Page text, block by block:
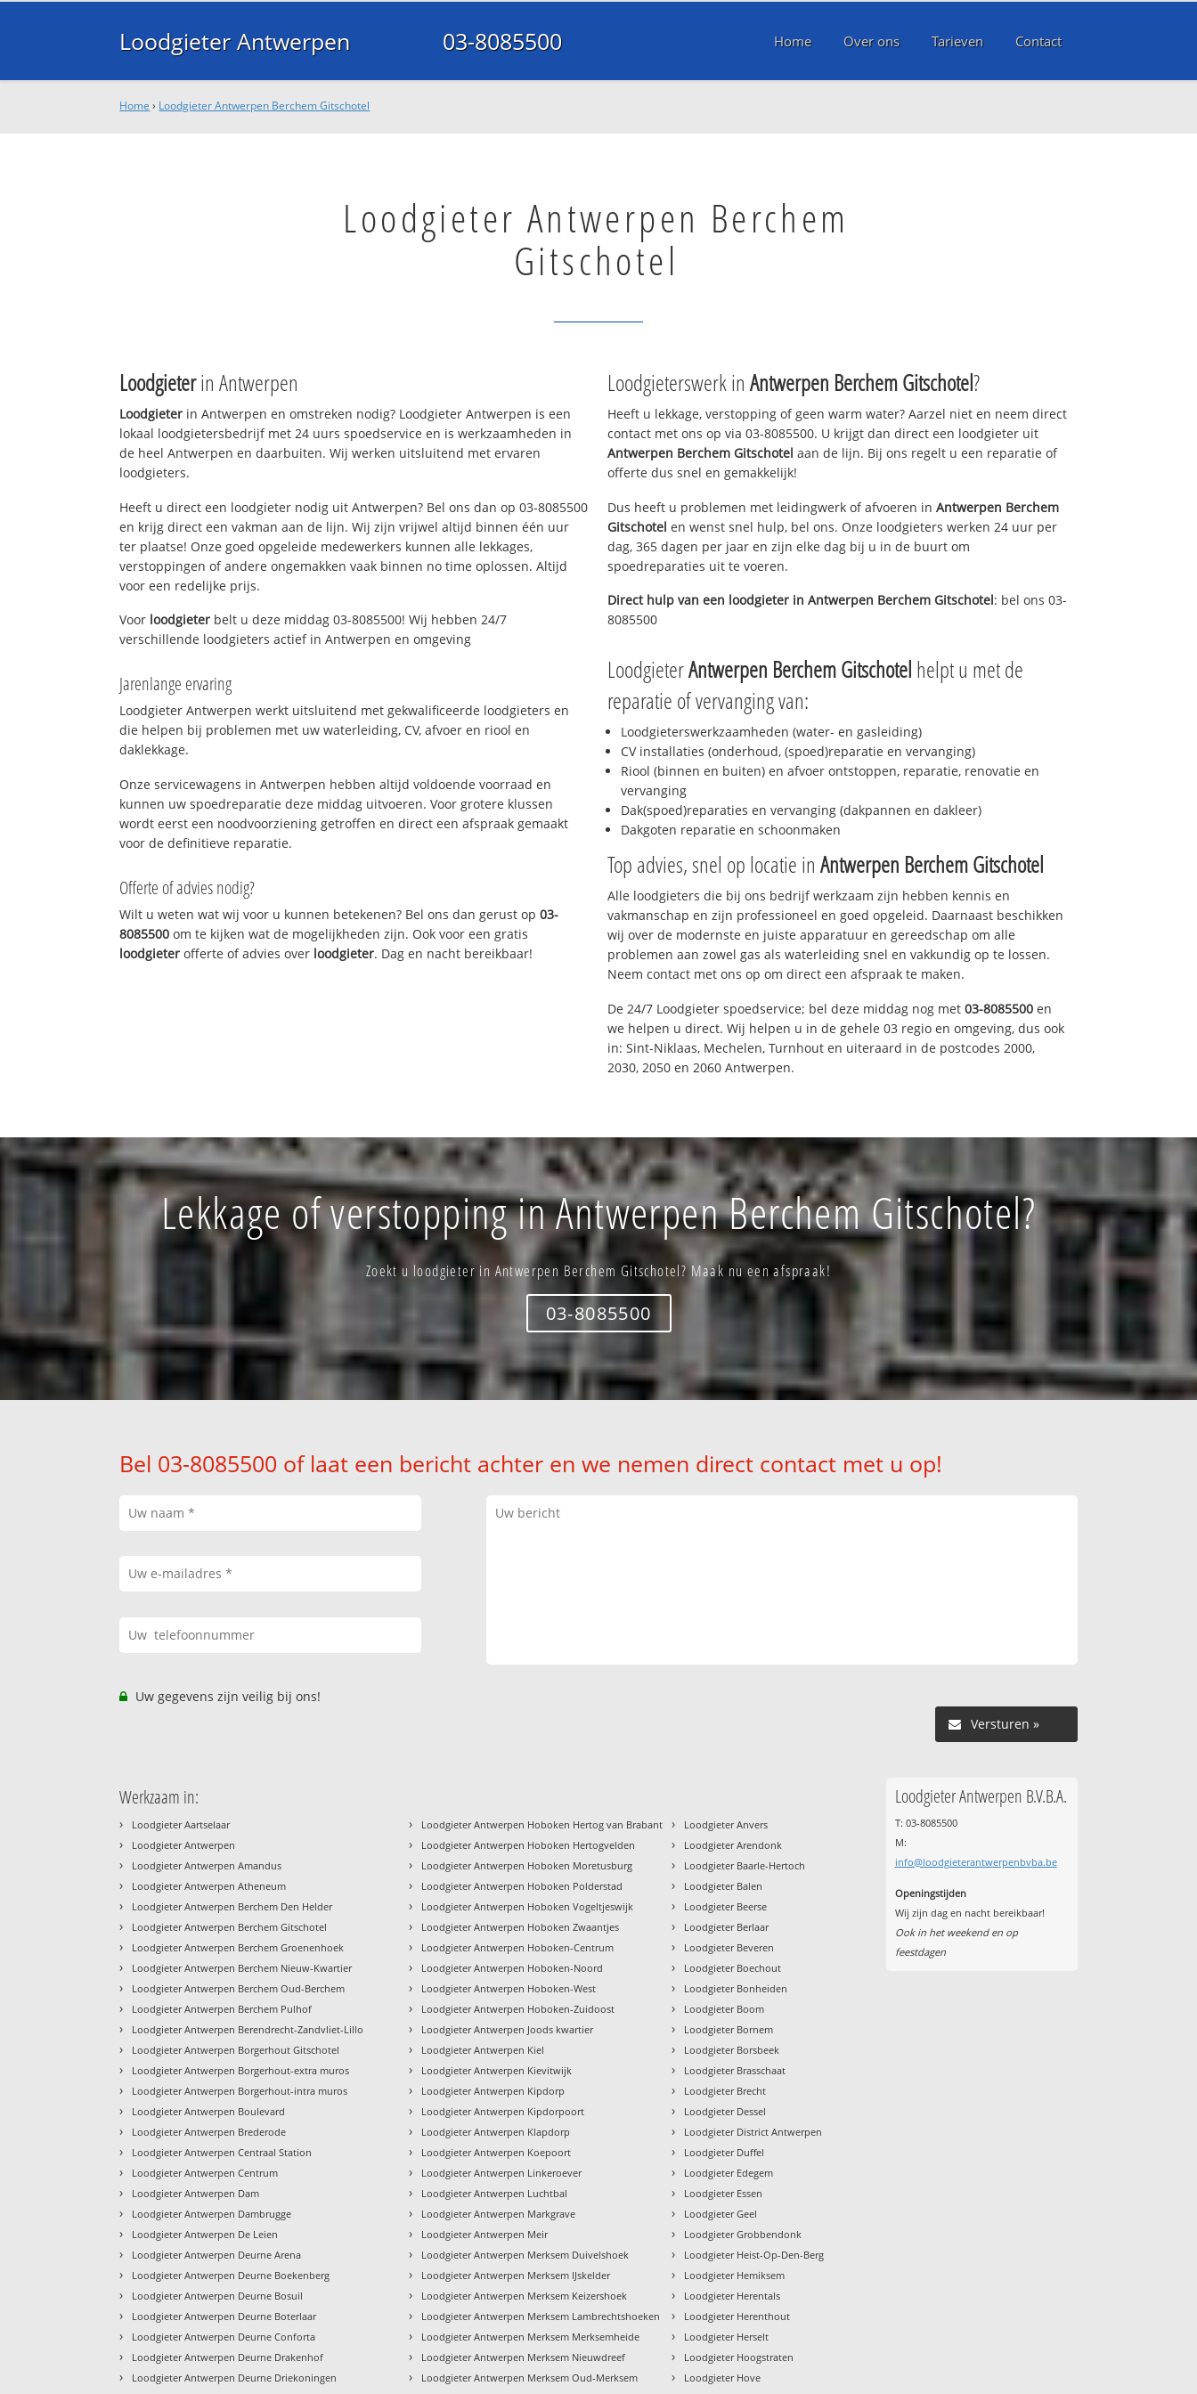
Loodgieter Antwerpen 03-8085500 Home Over ons Tarieven Contact
Home › Loodgieter Antwerpen Berchem Gitschotel
Loodgieter Antwerpen Berchem
Gitschotel
Loodgieterin Antwerpen
Loodgieter in Antwerpen en omstreken nodig? Loodgieter Antwerpen is een
lokaal loodgietersbedrijf met 24 uurs spoedservice en is werkzaamheden in
de heel Antwerpen en daarbuiten. Wij werken uitsluitend met ervaren
loodgieters.
Heeft u direct een loodgieter nodig uit Antwerpen? Bel ons dan op 03-8085500
en krijg direct een vakman aan de lijn. Wij zijn vrijwel altijd binnen één uur
ter plaatse! Onze goed opgeleide medewerkers kunnen alle lekkages,
verstoppingen of andere ongemakken vaak binnen no time oplossen. Altijd
voor een redelijke prijs.
Voor loodgieter belt u deze middag 03-8085500! Wij hebben 24/7
verschillende loodgieters actief in Antwerpen en omgeving
Jarenlange ervaring
Loodgieter Antwerpen werkt uitsluitend met gekwalificeerde loodgieters en
die helpen bij problemen met uw waterleiding, CV, afvoer en riool en
daklekkage.
Onze servicewagens in Antwerpen hebben altijd voldoende voorraad en
kunnen uw spoedreparatie deze middag uitvoeren. Voor grotere klussen
wordt eerst een noodvoorziening getroffen en direct een afspraak gemaakt
voor de definitieve reparatie.
Offerte of advies nodig?
Wilt u weten wat wij voor u kunnen betekenen? Bel ons dan gerust op03-
8085500 om te kijken wat de mogelijkheden zijn. Ook voor een gratis
loodgieter offerte of advies over loodgieter. Dag en nacht bereikbaar!
Loodgieterswerk in Antwerpen Berchem Gitschotel?
Heeft u lekkage, verstopping of geen warm water? Aarzel niet en neem direct
contact met ons op via 03-8085500. U krijgt dan direct een loodgieter uit
Antwerpen Berchem Gitschotel aan de lijn. Bij ons regelt u een reparatie of
offerte dus snel en gemakkelijk!
Dus heeft u problemen met leidingwerk of afvoeren in Antwerpen Berchem
Gitschotel en wenst snel hulp, bel ons. Onze loodgieters werken 24 uur per
dag, 365 dagen per jaar en zijn elke dag bij u in de buurt om
spoedreparaties uit te voeren.
Direct hulp van een loodgieter in Antwerpen Berchem Gitschotel: bel ons 03-
8085500
LoodgieterAntwerpen Berchem Gitschotel helpt u met de
reparatie of vervanging van:
Loodgieterswerkzaamheden (water- en gasleiding)
CV installaties (onderhoud, (spoed)reparatie en vervanging)
Riool (binnen en buiten) en afvoer ontstoppen, reparatie, renovatie en
vervanging
Dak(spoed)reparaties en vervanging (dakpannen en dakleer)
Dakgoten reparatie en schoonmaken
Top advies, snel op locatie in Antwerpen Berchem Gitschotel
Alle loodgieters die bij ons bedrijf werkzaam zijn hebben kennis en
vakmanschap en zijn professioneel en goed opgeleid. Daarnaast beschikken
wij over de modernste en juiste apparatuur en gereedschap om alle
problemen aan zowel gas als waterleiding snel en vakkundig op te lossen.
Neem contact met ons op om direct een afspraak te maken.
De 24/7 Loodgieter spoedservice; bel deze middag nog met 03-8085500 en
we helpen u direct. Wij helpen u in de gehele 03 regio en omgeving, dus ook
in: Sint-Niklaas, Mechelen, Turnhout en uiteraard in de postcodes 2000,
2030, 2050 en 2060 Antwerpen.
Lekkage of verstopping in Antwerpen Berchem Gitschotel?
Zoekt u loodgieter in Antwerpen Berchem Gitschotel? Maak nu een afspraak!
03-8085500
Bel 03-8085500 of laat een bericht achter en we nemen direct contact met u op!
Uw gegevens zijn veilig bij ons!
Versturen »
Werkzaam in:
› Loodgieter Aartselaar
› Loodgieter Antwerpen
› Loodgieter Antwerpen Amandus
› Loodgieter Antwerpen Atheneum
› Loodgieter Antwerpen Berchem Den Helder
› Loodgieter Antwerpen Berchem Gitschotel
› Loodgieter Antwerpen Berchem Groenenhoek
› Loodgieter Antwerpen Berchem Nieuw-Kwartier
› Loodgieter Antwerpen Berchem Oud-Berchem
› Loodgieter Antwerpen Berchem Pulhof
› Loodgieter Antwerpen Berendrecht-Zandvliet-Lillo
› Loodgieter Antwerpen Borgerhout Gitschotel
› Loodgieter Antwerpen Borgerhout-extra muros
› Loodgieter Antwerpen Borgerhout-intra muros
› Loodgieter Antwerpen Boulevard
› Loodgieter Antwerpen Brederode
› Loodgieter Antwerpen Centraal Station
› Loodgieter Antwerpen Centrum
› Loodgieter Antwerpen Dam
› Loodgieter Antwerpen Dambrugge
› Loodgieter Antwerpen De Leien
› Loodgieter Antwerpen Deurne Arena
› Loodgieter Antwerpen Deurne Boekenberg
› Loodgieter Antwerpen Deurne Bosuil
› Loodgieter Antwerpen Deurne Boterlaar
› Loodgieter Antwerpen Deurne Conforta
› Loodgieter Antwerpen Deurne Drakenhof
› Loodgieter Antwerpen Deurne Driekoningen
› Loodgieter Antwerpen Hoboken Hertog van Brabant
› Loodgieter Antwerpen Hoboken Hertogvelden
› Loodgieter Antwerpen Hoboken Moretusburg
› Loodgieter Antwerpen Hoboken Polderstad
› Loodgieter Antwerpen Hoboken Vogeltjeswijk
› Loodgieter Antwerpen Hoboken Zwaantjes
› Loodgieter Antwerpen Hoboken-Centrum
› Loodgieter Antwerpen Hoboken-Noord
› Loodgieter Antwerpen Hoboken-West
› Loodgieter Antwerpen Hoboken-Zuidoost
› Loodgieter Antwerpen Joods kwartier
› Loodgieter Antwerpen Kiel
› Loodgieter Antwerpen Kievitwijk
› Loodgieter Antwerpen Kipdorp
› Loodgieter Antwerpen Kipdorpoort
› Loodgieter Antwerpen Klapdorp
› Loodgieter Antwerpen Koepoort
› Loodgieter Antwerpen Linkeroever
› Loodgieter Antwerpen Luchtbal
› Loodgieter Antwerpen Markgrave
› Loodgieter Antwerpen Meir
› Loodgieter Antwerpen Merksem Duivelshoek
› Loodgieter Antwerpen Merksem IJskelder
› Loodgieter Antwerpen Merksem Keizershoek
› Loodgieter Antwerpen Merksem Lambrechtshoeken
› Loodgieter Antwerpen Merksem Merksemheide
› Loodgieter Antwerpen Merksem Nieuwdreef
› Loodgieter Antwerpen Merksem Oud-Merksem
› Loodgieter Anvers
› Loodgieter Arendonk
› Loodgieter Baarle-Hertoch
› Loodgieter Balen
› Loodgieter Beerse
› Loodgieter Berlaar
› Loodgieter Beveren
› Loodgieter Boechout
› Loodgieter Bonheiden
› Loodgieter Boom
› Loodgieter Bornem
› Loodgieter Borsbeek
› Loodgieter Brasschaat
› Loodgieter Brecht
› Loodgieter Dessel
› Loodgieter District Antwerpen
› Loodgieter Duffel
› Loodgieter Edegem
› Loodgieter Essen
› Loodgieter Geel
› Loodgieter Grobbendonk
› Loodgieter Heist-Op-Den-Berg
› Loodgieter Hemiksem
› Loodgieter Herentals
› Loodgieter Herenthout
› Loodgieter Herselt
› Loodgieter Hoogstraten
› Loodgieter Hove
Loodgieter Antwerpen B.V.B.A.
T: 03-8085500
M:
info@loodgieterantwerpenbvba.be
Openingstijden
Wij zijn dag en nacht bereikbaar!
Ook in het weekend en op
feestdagen